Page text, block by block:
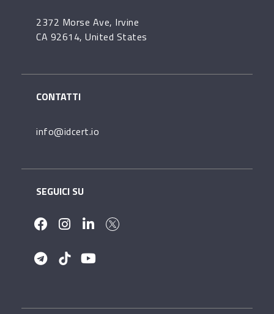
2372 Morse Ave, Irvine
CA 92614, United States
CONTATTI
info@idcert.io
SEGUICI SU